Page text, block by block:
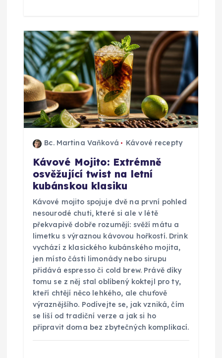
Bc. Martina Vaňková Kávové recepty
Kávové Mojito: Extrémně
osvěžující twist na letní
kubánskou klasiku
Kávové mojito spojuje dvě na první pohled
nesourodé chuti, které si ale v létě
překvapivě dobře rozumějí: svěží mátu a
limetku s výraznou kávovou hořkostí. Drink
vychází z klasického kubánského mojita,
jen místo části limonády nebo sirupu
přidává espresso či cold brew. Právě díky
tomu se z něj stal oblíbený koktejl pro ty,
kteří chtějí něco lehkého, ale chuťově
výraznějšího. Podívejte se, jak vzniká, čím
se liší od tradiční verze a jak si ho
připravit doma bez zbytečných komplikací.